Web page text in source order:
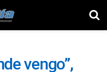
vengo”,